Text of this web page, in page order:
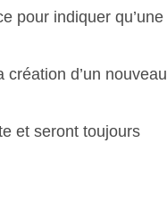
pour indiquer qu’une
d’un nouveau
et seront toujours